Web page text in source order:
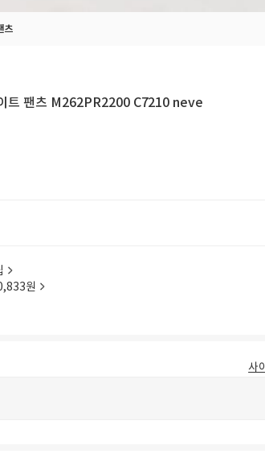
츠
트 팬츠 M262PR2200 C7210 neve
원
사